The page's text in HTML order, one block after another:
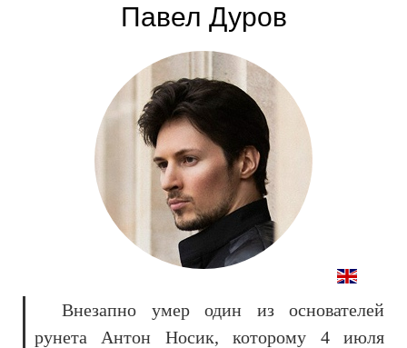
Павел Дуров
Внезапно умер один из основателей
рунета Антон Носик, которому 4 июля